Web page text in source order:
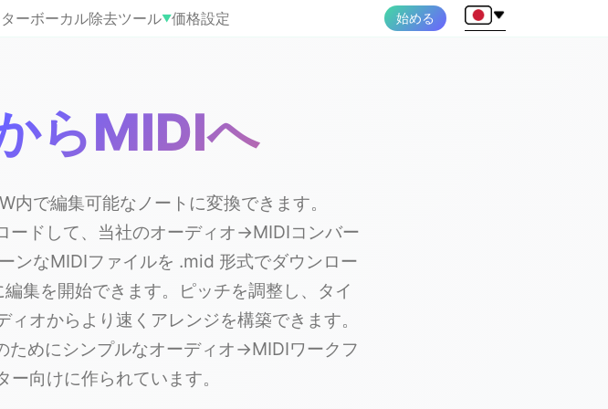
ーボーカル除去ツール▼価格設定 始める
らMIDIへ
で編集可能なノートに変換できます。
ドして、当社のオーディオ→MIDIコンバー
ンなMIDIファイルを .mid 形式でダウンロー
集を開始できます。ピッチを調整し、タイ
オからより速くアレンジを構築できます。
めにシンプルなオーディオ→MIDIワークフ
向けに作られています。